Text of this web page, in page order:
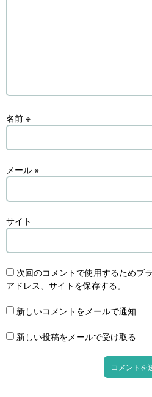
名前 ※
メール ※
サイト
次回のコメントで使用するためブ
アドレス、サイトを保存する。
新しいコメントをメールで通知
新しい投稿をメールで受け取る